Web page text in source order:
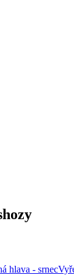
hlava - srnec